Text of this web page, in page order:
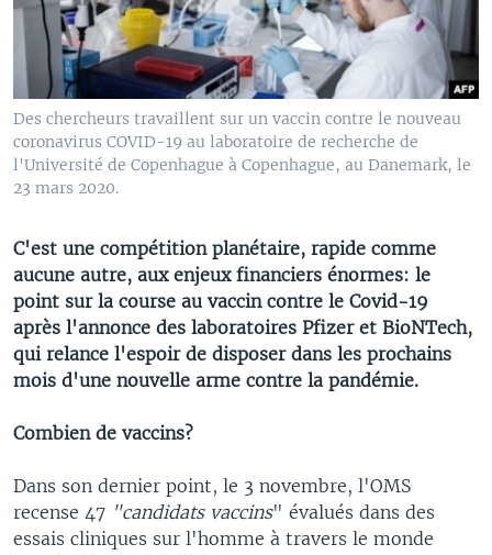
Des chercheurs travaillent sur un vaccin contre le nouveau
coronavirus COVID-19 au laboratoire de recherche de
l'Université de Copenhague à Copenhague, au Danemark, le
23 mars 2020.
C'est une compétition planétaire, rapide comme
aucune autre, aux enjeux financiers énormes: le
point sur la course au vaccin contre le Covid-19
après l'annonce des laboratoires Pfizer et BioNTech,
qui relance l'espoir de disposer dans les prochains
mois d'une nouvelle arme contre la pandémie.
Combien de vaccins?
Dans son dernier point, le 3 novembre, l'OMS
recense 47 "candidats vaccins" évalués dans des
essais cliniques sur l'homme à travers le monde